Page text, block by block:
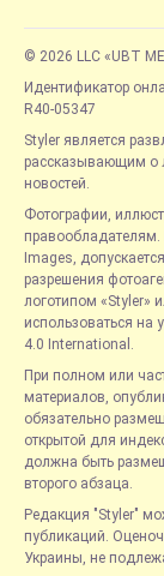
© 2026 LLC «UBT
Идентификатор
R40-05347
Styler является
рассказывающим о
новостей.
Фотографии,
Images,
разрешения
логотипом «Styler»
использоваться на
4.0 International.
При полном или
материалов,
обязательно
открытой для
должна быть
второго абзаца.
Редакция "Styler"
публикаций.
Украины, не